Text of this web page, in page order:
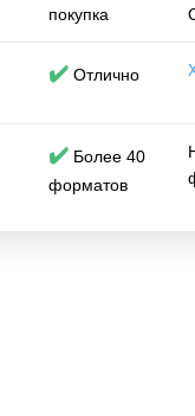
покупка
✔️ Отлично
✔️ Более 40
форматов